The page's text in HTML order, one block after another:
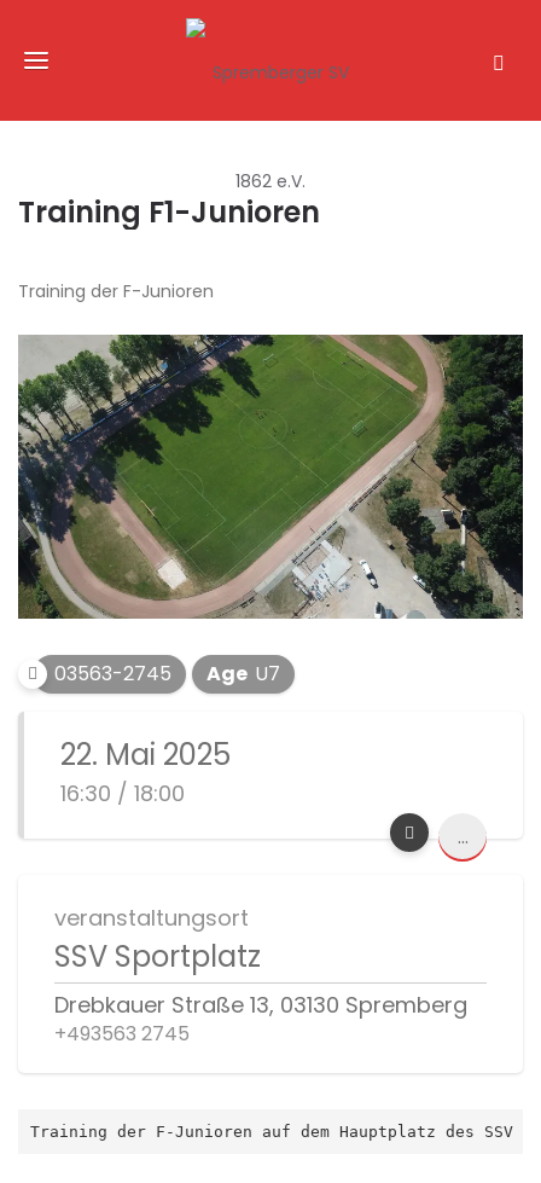
Training F1-Junioren
Training der F-Junioren
03563-2745 Age U7
22. Mai 2025
16:30 / 18:00
...
veranstaltungsort
SSV Sportplatz
Drebkauer Straße 13, 03130 Spremberg
+493563 2745
Training der F-Junioren auf dem Hauptplatz des SSV